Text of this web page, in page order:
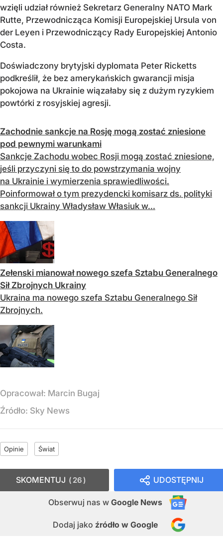
wzięli udział również Sekretarz Generalny NATO Mark
Rutte, Przewodnicząca Komisji Europejskiej Ursula von
der Leyen i Przewodniczący Rady Europejskiej Antonio
Costa.
Doświadczony brytyjski dyplomata Peter Ricketts
podkreślił, że bez amerykańskich gwarancji misja
pokojowa na Ukrainie wiązałaby się z dużym ryzykiem
powtórki z rosyjskiej agresji.
Zachodnie sankcje na Rosję mogą zostać zniesione
pod pewnymi warunkami
Sankcje Zachodu wobec Rosji mogą zostać zniesione,
jeśli przyczyni się to do powstrzymania wojny
na Ukrainie i wymierzenia sprawiedliwości.
Poinformował o tym prezydencki komisarz ds. polityki
sankcji Ukrainy Władysław Własiuk w...
Zełenski mianował nowego szefa Sztabu Generalnego
Sił Zbrojnych Ukrainy
Ukraina ma nowego szefa Sztabu Generalnego Sił
Zbrojnych.
Opracował: Marcin Bugaj
Źródło: Sky News
Opinie Świat
UDOSTĘPNIJ
Obserwuj nas w Google News
Dodaj jako źródło w Google
SKOMENTUJ 26